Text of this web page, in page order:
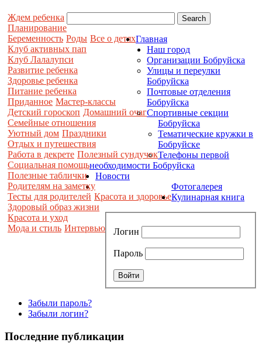
Ждем ребенка
Планирование
Беременность Роды Все о детях
Клуб активных пап
Клуб Лалалупси
Развитие ребенка
Здоровье ребенка
Питание ребенка
Приданное Мастер-классы
Детский гороскоп Домашний очаг
Семейные отношения
Уютный дом Праздники
Отдых и путешествия
Работа в декрете Полезный сундучок
Социальная помощь
Полезные таблички
Родителям на заметку
Тесты для родителей Красота и здоровье
Здоровый образ жизни
Красота и уход
Мода и стиль Интервью
Главная
Наш город
Организации Бобруйска
Улицы и переулки
Бобруйска
Почтовые отделения
Бобруйска
Спортивные секции
Бобруйска
Тематические кружки в
Бобруйске
Телефоны первой
необходимости Бобруйска
Новости
Фотогалерея
Кулинарная книга
Логин
Пароль
Забыли пароль?
Забыли логин?
Последние публикации